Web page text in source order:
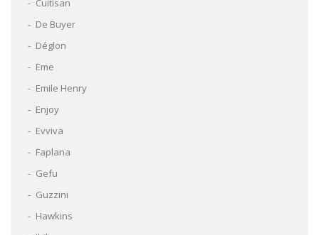
Cuitisan
De Buyer
Déglon
Eme
Emile Henry
Enjoy
Evviva
Faplana
Gefu
Guzzini
Hawkins